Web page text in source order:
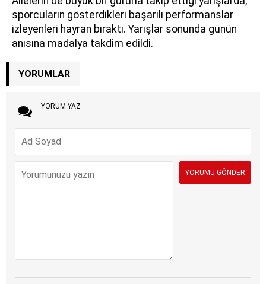
sporcuların gösterdikleri başarılı performanslar
izleyenleri hayran bıraktı. Yarışlar sonunda günün
anısına madalya takdim edildi.
YORUMLAR
YORUM YAZ